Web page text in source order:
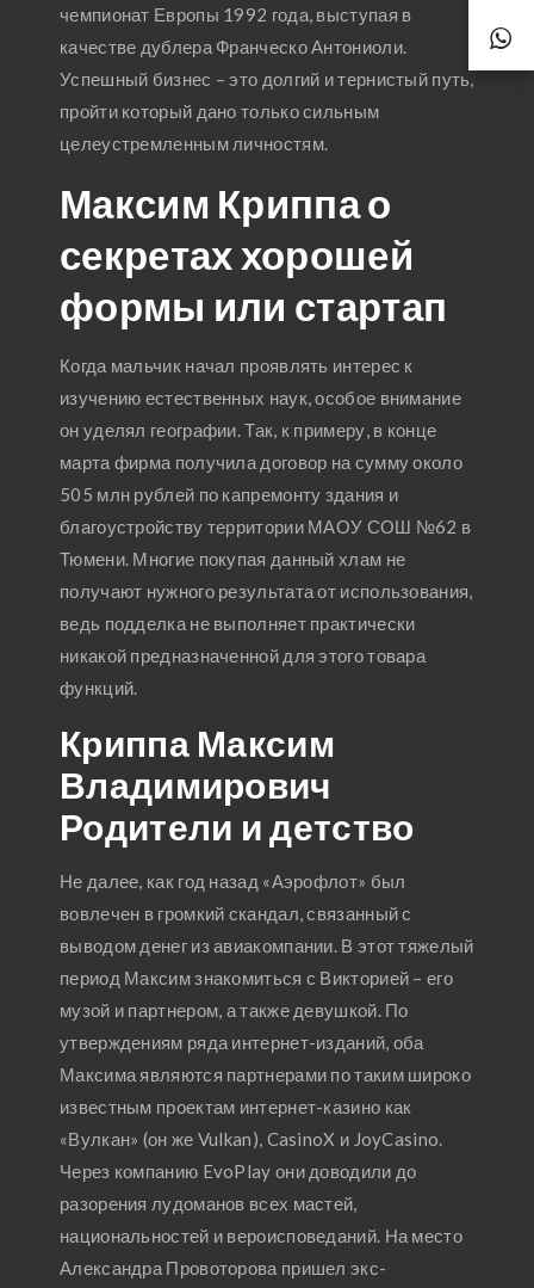
чемпионат Европы 1992 года, выступая в
качестве дублера Франческо Антониоли.
Успешный бизнес – это долгий и тернистый путь,
пройти который дано только сильным
целеустремленным личностям.
Максим Криппа о
секретах хорошей
формы или стартап
Когда мальчик начал проявлять интерес к
изучению естественных наук, особое внимание
он уделял географии. Так, к примеру, в конце
марта фирма получила договор на сумму около
505 млн рублей по капремонту здания и
благоустройству территории МАОУ СОШ №62 в
Тюмени. Многие покупая данный хлам не
получают нужного результата от использования,
ведь подделка не выполняет практически
никакой предназначенной для этого товара
функций.
Криппа Максим
Владимирович
Родители и детство
Не далее, как год назад «Аэрофлот» был
вовлечен в громкий скандал, связанный с
выводом денег из авиакомпании. В этот тяжелый
период Максим знакомиться с Викторией – его
музой и партнером, а также девушкой. По
утверждениям ряда интернет-изданий, оба
Максима являются партнерами по таким широко
известным проектам интернет-казино как
«Вулкан» (он же Vulkan), CasinoX и JoyCasino.
Через компанию EvoPlay они доводили до
разорения лудоманов всех мастей,
национальностей и вероисповеданий. На место
Александра Провоторова пришел экс-